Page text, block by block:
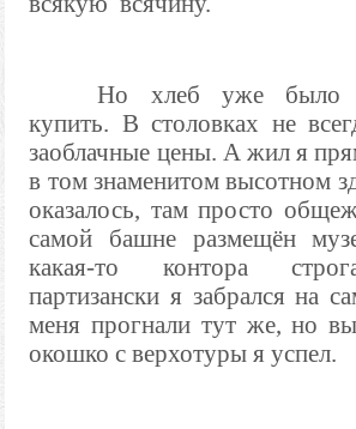
Но хлеб уже было
купить. В столовках не
заоблачные цены. А жил я
в том знаменитом высотном
оказалось, там просто
самой башне размещён
какая-то контора
партизански я забрался на
меня прогнали тут же, но
окошко с верхотуры я успел.